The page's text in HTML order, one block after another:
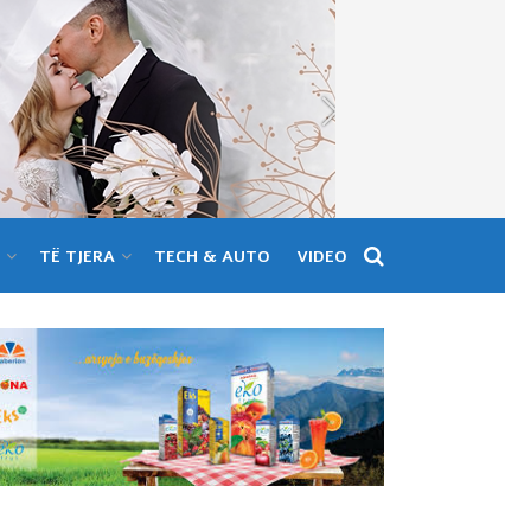
TË TJERA TECH & AUTO VIDEO